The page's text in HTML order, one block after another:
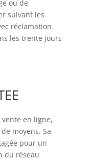
ou de
suivant les
réclamation
les trente jours
en ligne,
moyens. Sa
pour un
du réseau